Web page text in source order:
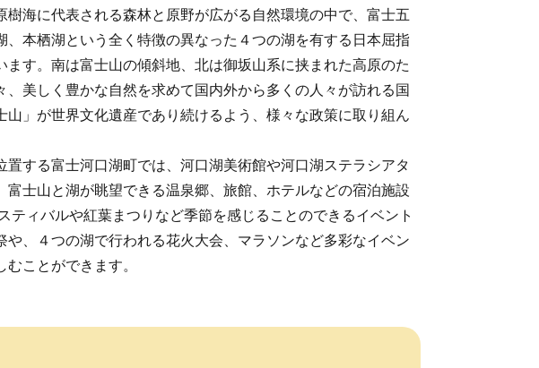
樹海に代表される森林と原野が広がる自然環境の中で、富士五
、本栖湖という全く特徴の異なった４つの湖を有する日本屈指
す。南は富士山の傾斜地、北は御坂山系に挟まれた高原のた
美しく豊かな自然を求めて国内外から多くの人々が訪れる国
山」が世界文化遺産であり続けるよう、様々な政策に取り組ん
する富士河口湖町では、河口湖美術館や河口湖ステラシアタ
富士山と湖が眺望できる温泉郷、旅館、ホテルなどの宿泊施設
ティバルや紅葉まつりなど季節を感じることのできるイベント
や、４つの湖で行われる花火大会、マラソンなど多彩なイベン
むことができます。